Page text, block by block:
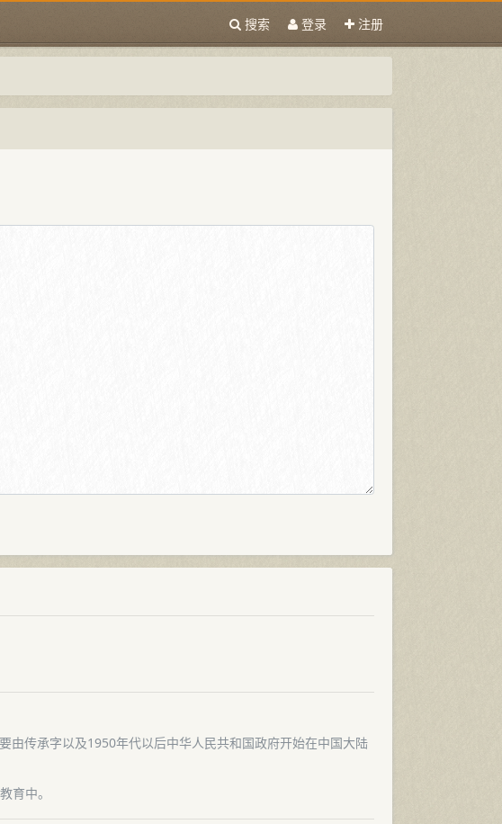
搜索 登录 注册
传承字以及1950年代以后中华人民共和国政府开始在中国大陆
育中。